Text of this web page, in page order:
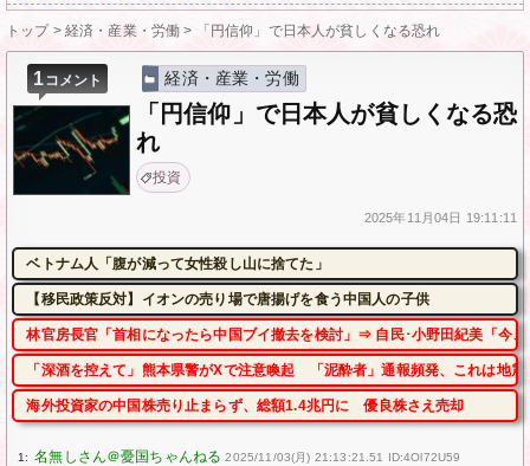
トップ> 経済・産業・労働 > 「円信仰」で日本人が貧しくなる恐れ
1コメント 経済・産業・労働
「円信仰」で日本人が貧しくなる恐
れ
投資
2025年11月04日 19:11:11
ベトナム人「腹が減って女性殺し山に捨てた」
【移民政策反対】イオンの売り場で唐揚げを食う中国人の子供
林官房長官「首相になったら中国ブイ撤去を検討」⇒ 自民･小野田紀美「今
「深酒を控えて」熊本県警がXで注意喚起 「泥酔者」通報頻発、これは地震
海外投資家の中国株売り止まらず、総額1.4兆円に 優良株さえ売却
1: 2025/11/03(月) 21:13:21.51 ID:4Ol72U59